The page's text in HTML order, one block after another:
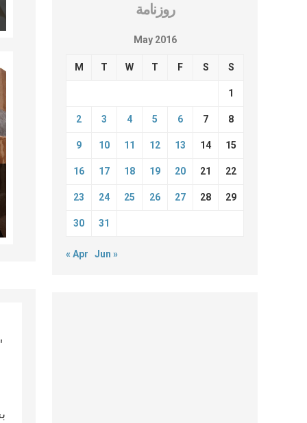
إطلاق مشروع
روزنامة
May 2016
M T W T F S S
1
2 3 4 5 6 7 8
9 10 11 12 13 14 15
16 17 18 19 20 21 22
23 24 25 26 27 28 29
30 31
« Apr Jun »